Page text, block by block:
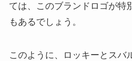
ては、このブランドロゴが特
もあるでしょう。
このように、ロッキーとスバ